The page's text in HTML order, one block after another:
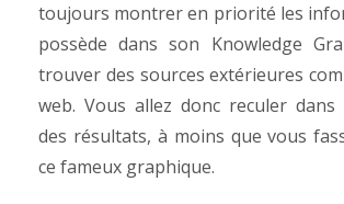
toujours montrer en priorité les
possède dans son Knowledge
trouver des sources extérieures
web. Vous allez donc reculer
des résultats, à moins que vous
ce fameux graphique.